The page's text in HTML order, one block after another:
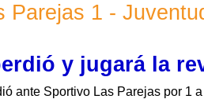
Parejas 1 -
y jugará la
ante Sportivo Las Parejas por 1